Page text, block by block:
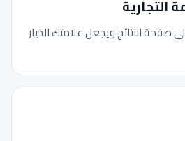
التجارية
صفحة النتائج ويجعل علامتك الخيار